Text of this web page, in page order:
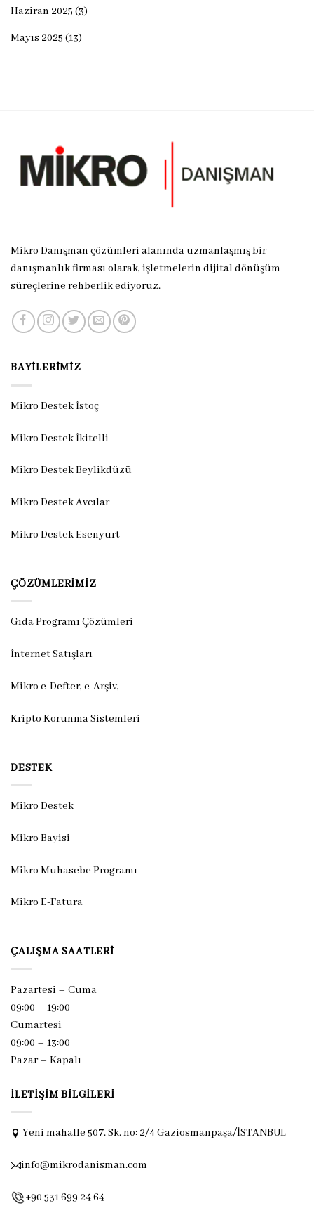
Haziran 2025 (3)
Mayıs 2025 (13)
Mikro Danışman çözümleri alanında uzmanlaşmış bir
danışmanlık firması olarak, işletmelerin dijital dönüşüm
süreçlerine rehberlik ediyoruz.
BAYILERIMIZ
Mikro Destek İstoç
Mikro Destek İkitelli
Mikro Destek Beylikdüzü
Mikro Destek Avcılar
Mikro Destek Esenyurt
ÇÖZÜMLERIMIZ
Gıda Programı Çözümleri
İnternet Satışları
Mikro e-Defter, e-Arşiv,
Kripto Korunma Sistemleri
DESTEK
Mikro Destek
Mikro Bayisi
Mikro Muhasebe Programı
Mikro E-Fatura
ÇALIŞMA SAATLERI
Pazartesi – Cuma
09:00 – 19:00
Cumartesi
09:00 – 13:00
Pazar – Kapalı
İLETIŞIM BILGILERI
Yeni mahalle 507. Sk. no: 2/4 Gaziosmanpaşa/İSTANBUL
info@mikrodanisman.com
+90 531 699 24 64